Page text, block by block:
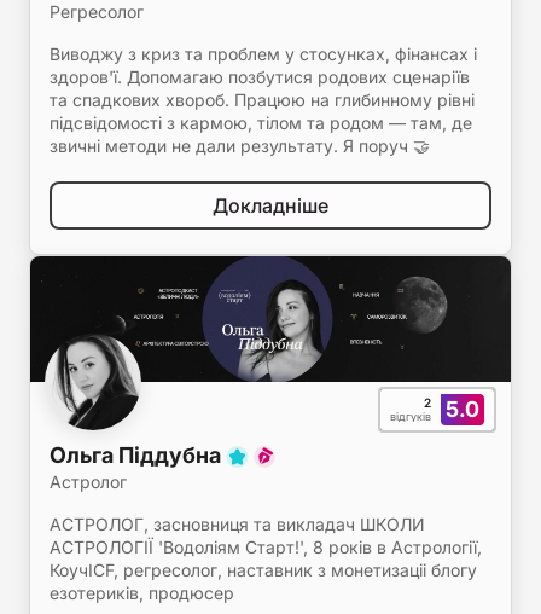
Регресолог
Виводжу з криз та проблем у стосунках, фінансах і
здоров'ї. Допомагаю позбутися родових сценаріїв
та спадкових хвороб. Працюю на глибинному рівні
підсвідомості з кармою, тілом та родом — там, де
звичні методи не дали результату. Я поруч 🤝
Докладніше
5.0
2
відгуків
Ольга Піддубна
Астролог
АСТРОЛОГ, засновниця та викладач ШКОЛИ
АСТРОЛОГІЇ 'Водоліям Старт!', 8 років в Астрології,
КоучICF, регресолог, наставник з монетизаціі блогу
езотериків, продюсер